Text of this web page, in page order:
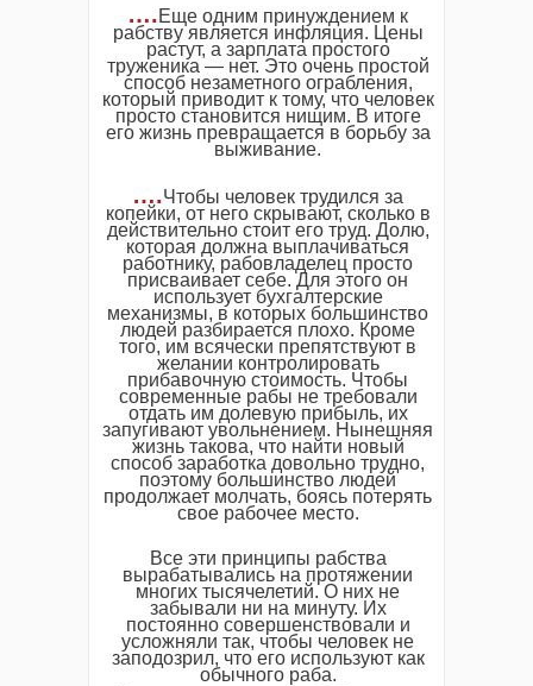
….Еще одним принуждением к
рабству является инфляция. Цены
растут, а зарплата простого
труженика — нет. Это очень простой
способ незаметного ограбления,
который приводит к тому, что человек
просто становится нищим. В итоге
его жизнь превращается в борьбу за
выживание.
….Чтобы человек трудился за
копейки, от него скрывают, сколько в
действительно стоит его труд. Долю,
которая должна выплачиваться
работнику, рабовладелец просто
присваивает себе. Для этого он
использует бухгалтерские
механизмы, в которых большинство
людей разбирается плохо. Кроме
того, им всячески препятствуют в
желании контролировать
прибавочную стоимость. Чтобы
современные рабы не требовали
отдать им долевую прибыль, их
запугивают увольнением. Нынешняя
жизнь такова, что найти новый
способ заработка довольно трудно,
поэтому большинство людей
продолжает молчать, боясь потерять
свое рабочее место.
Все эти принципы рабства
вырабатывались на протяжении
многих тысячелетий. О них не
забывали ни на минуту. Их
постоянно совершенствовали и
усложняли так, чтобы человек не
заподозрил, что его используют как
обычного раба.